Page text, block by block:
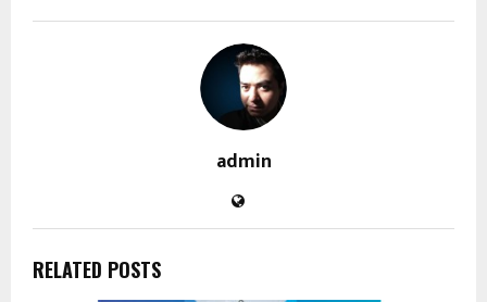
admin
RELATED POSTS